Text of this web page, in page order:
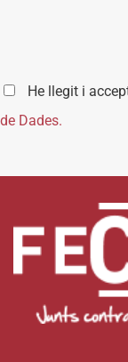
He llegit i
de Dades.